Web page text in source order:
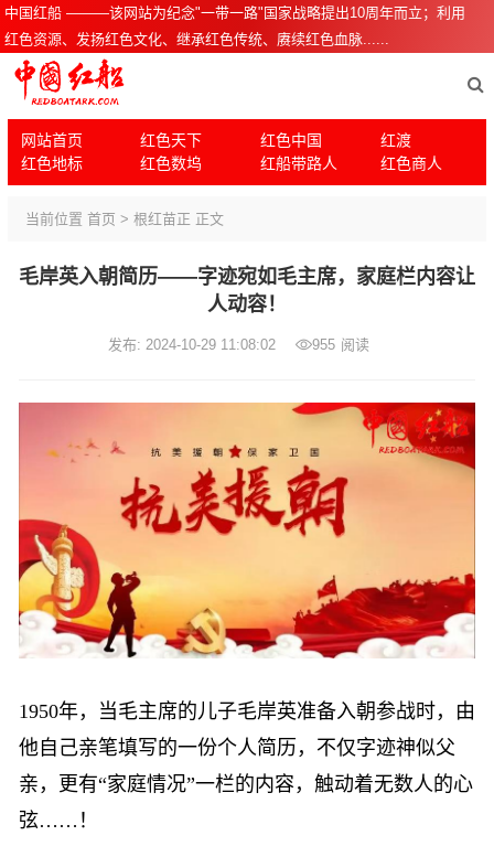
中国红船 ———该网站为纪念"一带一路"国家战略提出10周年而立；利用
红色资源、发扬红色文化、继承红色传统、赓续红色血脉......
网站首页 红色天下 红色中国
红渡
红色地标
红色数坞 红船带路人 红色商人
当前位置 首页 > 根红苗正 正文
毛岸英入朝简历——字迹宛如毛主席，家庭栏内容让
人动容！
发布: 2024-10-29 11:08:02 955 阅读
1950年，当毛主席的儿子毛岸英准备入朝参战时，
由
他自己亲笔填写的一份个人简历，不仅字迹神似父
亲，更有“家庭情况”一栏的内容 ，触动着无数人的心
弦……！